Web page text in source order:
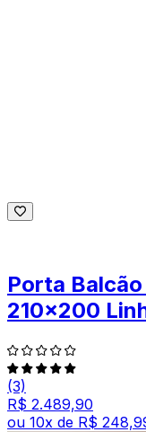
Porta
210x200
(3)
R$ 2.489,90
ou 10x de R$